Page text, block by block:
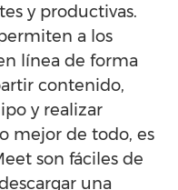
y productivas.
a los
línea de forma
contenido,
y realizar
mejor de todo, es
son fáciles de
una